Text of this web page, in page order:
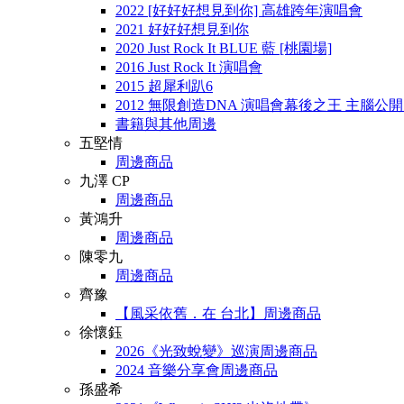
2022 [好好好想見到你] 高雄跨年演唱會
2021 好好好想見到你
2020 Just Rock It BLUE 藍 [桃園場]
2016 Just Rock It 演唱會
2015 超犀利趴6
2012 無限創造DNA 演唱會幕後之王 主腦公
書籍與其他周邊
五堅情
周邊商品
九澤 CP
周邊商品
黃鴻升
周邊商品
陳零九
周邊商品
齊豫
【風采依舊．在 台北】周邊商品
徐懷鈺
2026《光致蛻變》巡演周邊商品
2024 音樂分享會周邊商品
孫盛希